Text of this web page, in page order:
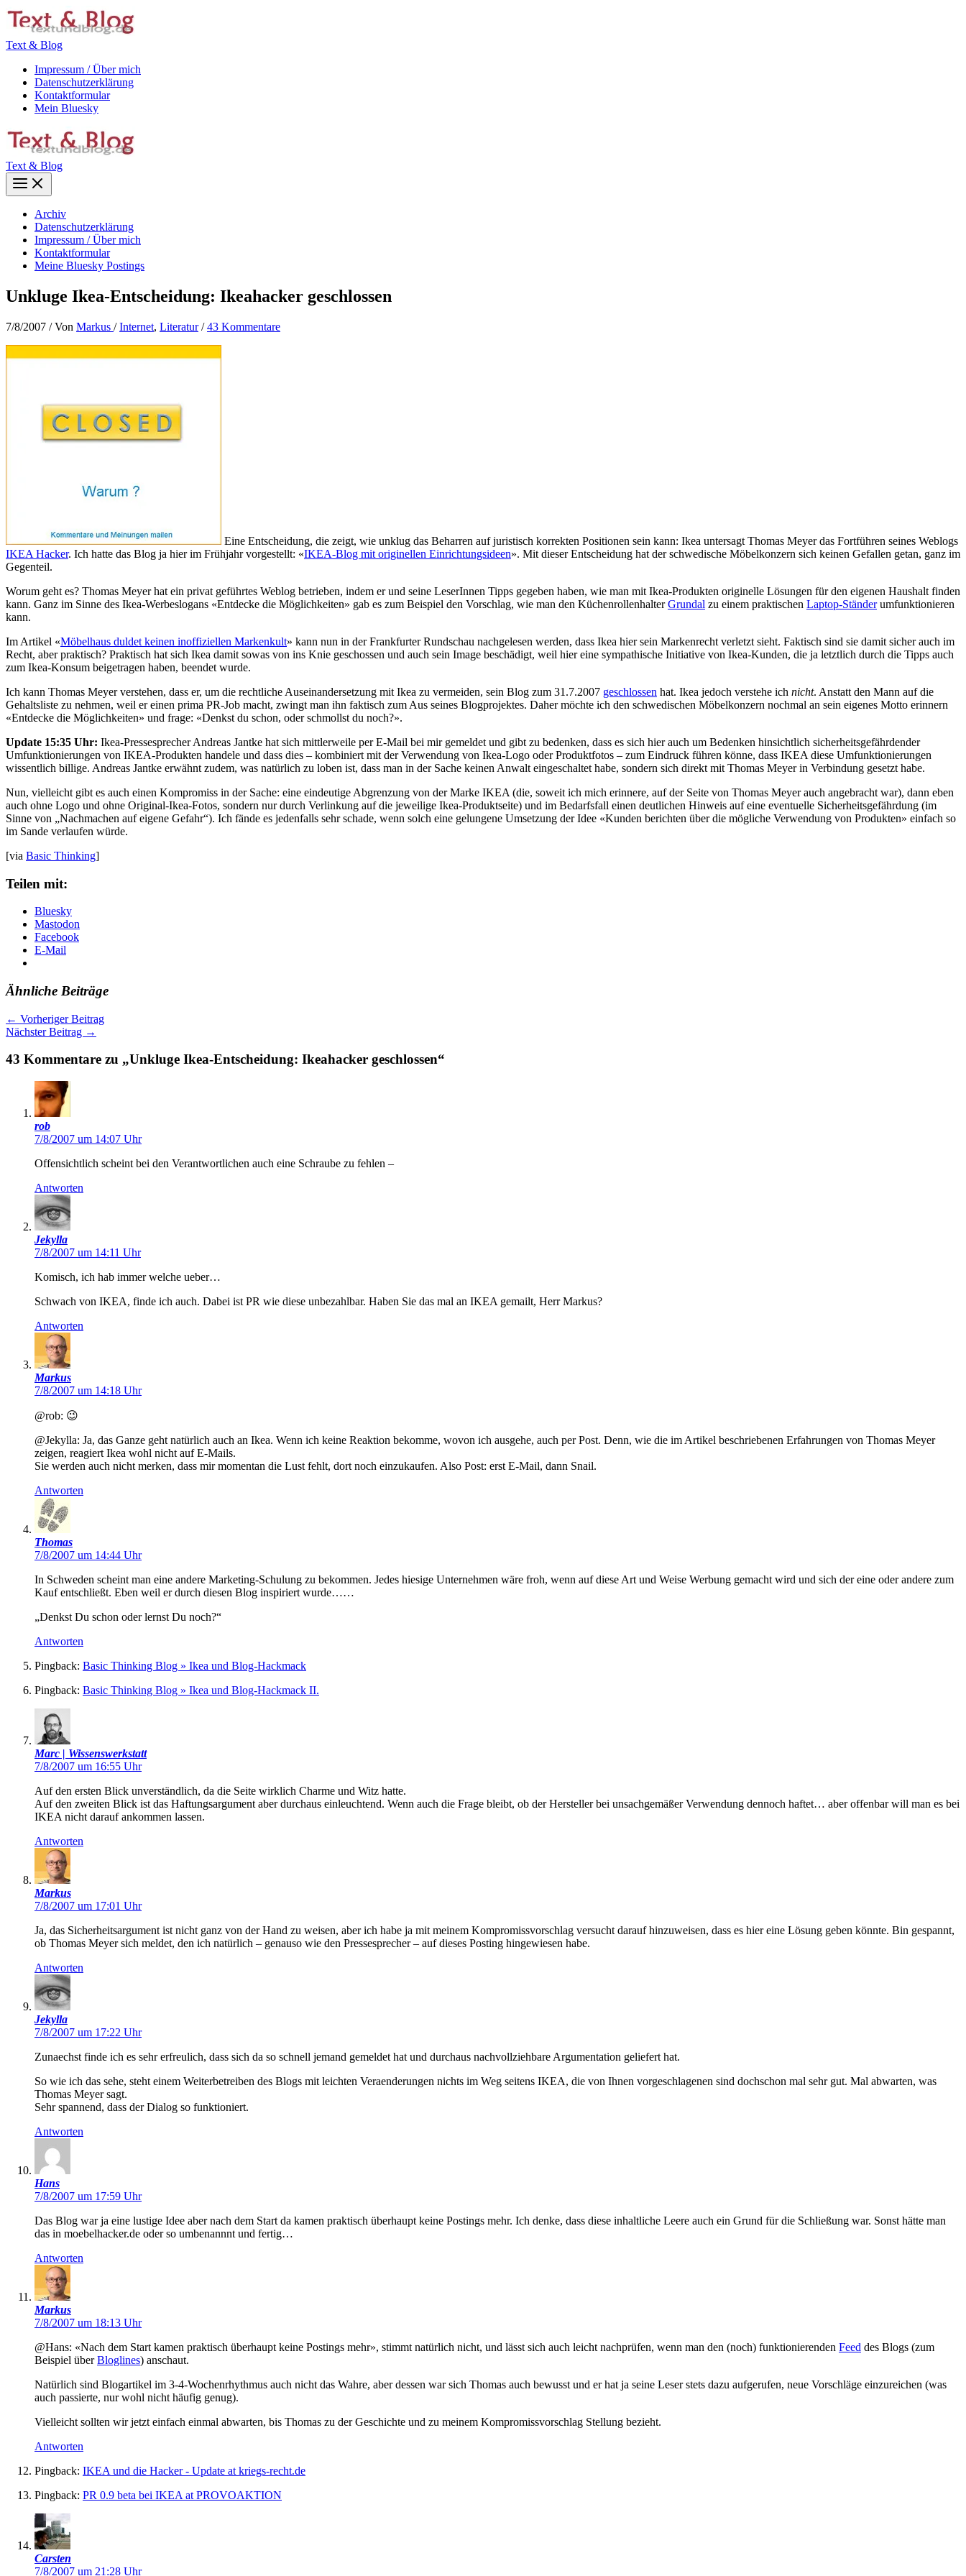
Zum
Inhalt
Text & Blog
Impressum / Über mich
Datenschutzerklärung
Kontaktformular
Mein Bluesky
Text & Blog
Main
Menu
Archiv
Datenschutzerklärung
Impressum / Über mich
Kontaktformular
Meine Bluesky Postings
Unkluge Ikea-Entscheidung: Ikeahacker geschlossen
7/8/2007 / Von Markus /Internet, Literatur/43 Kommentare
Eine Entscheidung, die zeigt, wie unklug das Beharren auf juristisch korrekten Positionen sein kann: Ikea untersagt Thomas Meyer das Fortführen seines Weblogs
IKEA Hacker. Ich hatte das Blog ja hier im Frühjahr vorgestellt: «IKEA-Blog mit originellen Einrichtungsideen». Mit dieser Entscheidung hat der schwedische Möbelkonzern sich keinen Gefallen getan, ganz im
Gegenteil.
Worum geht es? Thomas Meyer hat ein privat geführtes Weblog betrieben, indem er und seine LeserInnen Tipps gegeben haben, wie man mit Ikea-Produkten originelle Lösungen für den eigenen Haushalt finden
kann. Ganz im Sinne des Ikea-Werbeslogans «Entdecke die Möglichkeiten» gab es zum Beispiel den Vorschlag, wie man den KüchenrollenhalterGrundal zu einem praktischen Laptop-Ständerumfunktionieren
kann.
Im Artikel «Möbelhaus duldet keinen inoffiziellen Markenkult» kann nun in der Frankfurter Rundschau nachgelesen werden, dass Ikea hier sein Markenrecht verletzt sieht. Faktisch sind sie damit sicher auch im
Recht, aber praktisch? Praktisch hat sich Ikea damit sowas von ins Knie geschossen und auch sein Image beschädigt, weil hier eine sympathische Initiative von Ikea-Kunden, die ja letztlich durch die Tipps auch
zum Ikea-Konsum beigetragen haben, beendet wurde.
Ich kann Thomas Meyer verstehen, dass er, um die rechtliche Auseinandersetzung mit Ikea zu vermeiden, sein Blog zum 31.7.2007 geschlossen hat. Ikea jedoch verstehe ich nicht. Anstatt den Mann auf die
Gehaltsliste zu nehmen, weil er einen prima PR-Job macht, zwingt man ihn faktisch zum Aus seines Blogprojektes. Daher möchte ich den schwedischen Möbelkonzern nochmal an sein eigenes Motto erinnern
«Entdecke die Möglichkeiten» und frage: «Denkst du schon, oder schmollst du noch?».
Update 15:35 Uhr: Ikea-Pressesprecher Andreas Jantke hat sich mittlerweile per E-Mail bei mir gemeldet und gibt zu bedenken, dass es sich hier auch um Bedenken hinsichtlich sicherheitsgefährdender
Umfunktionierungen von IKEA-Produkten handele und dass dies – kombiniert mit der Verwendung von Ikea-Logo oder Produktfotos – zum Eindruck führen könne, dass IKEA diese Umfunktionierungen
wissentlich billige. Andreas Jantke erwähnt zudem, was natürlich zu loben ist, dass man in der Sache keinen Anwalt eingeschaltet habe, sondern sich direkt mit Thomas Meyer in Verbindung gesetzt habe.
Nun, vielleicht gibt es auch einen Kompromiss in der Sache: eine eindeutige Abgrenzung von der Marke IKEA (die, soweit ich mich erinnere, auf der Seite von Thomas Meyer auch angebracht war), dann eben
auch ohne Logo und ohne Original-Ikea-Fotos, sondern nur durch Verlinkung auf die jeweilige Ikea-Produktseite) und im Bedarfsfall einen deutlichen Hinweis auf eine eventuelle Sicherheitsgefährdung (im
Sinne von „Nachmachen auf eigene Gefahr“). Ich fände es jedenfalls sehr schade, wenn solch eine gelungene Umsetzung der Idee «Kunden berichten über die mögliche Verwendung von Produkten» einfach so
im Sande verlaufen würde.
[via Basic Thinking]
Teilen mit:
Bluesky
Mastodon
Facebook
E-Mail
Ähnliche Beiträge
← Vorheriger Beitrag
Nächster Beitrag →
43 Kommentare zu „Unkluge Ikea-Entscheidung: Ikeahacker geschlossen“
rob
7/8/2007 um 14:07 Uhr
Offensichtlich scheint bei den Verantwortlichen auch eine Schraube zu fehlen –
Antworten
Jekylla
7/8/2007 um 14:11 Uhr
Komisch, ich hab immer welche ueber…
Schwach von IKEA, finde ich auch. Dabei ist PR wie diese unbezahlbar. Haben Sie das mal an IKEA gemailt, Herr Markus?
Antworten
Markus
7/8/2007 um 14:18 Uhr
@rob: 😉
@Jekylla: Ja, das Ganze geht natürlich auch an Ikea. Wenn ich keine Reaktion bekomme, wovon ich ausgehe, auch per Post. Denn, wie die im Artikel beschriebenen Erfahrungen von Thomas Meyer
zeigen, reagiert Ikea wohl nicht auf E-Mails.
Sie werden auch nicht merken, dass mir momentan die Lust fehlt, dort noch einzukaufen. Also Post: erst E-Mail, dann Snail.
Antworten
Thomas
7/8/2007 um 14:44 Uhr
In Schweden scheint man eine andere Marketing-Schulung zu bekommen. Jedes hiesige Unternehmen wäre froh, wenn auf diese Art und Weise Werbung gemacht wird und sich der eine oder andere zum
Kauf entschließt. Eben weil er durch diesen Blog inspiriert wurde……
„Denkst Du schon oder lernst Du noch?“
Antworten
Pingback: Basic Thinking Blog » Ikea und Blog-Hackmack
Pingback: Basic Thinking Blog » Ikea und Blog-Hackmack II.
Marc | Wissenswerkstatt
7/8/2007 um 16:55 Uhr
Auf den ersten Blick unverständlich, da die Seite wirklich Charme und Witz hatte.
Auf den zweiten Blick ist das Haftungsargument aber durchaus einleuchtend. Wenn auch die Frage bleibt, ob der Hersteller bei unsachgemäßer Verwendung dennoch haftet… aber offenbar will man es bei
IKEA nicht darauf ankommen lassen.
Antworten
Markus
7/8/2007 um 17:01 Uhr
Ja, das Sicherheitsargument ist nicht ganz von der Hand zu weisen, aber ich habe ja mit meinem Kompromissvorschlag versucht darauf hinzuweisen, dass es hier eine Lösung geben könnte. Bin gespannt,
ob Thomas Meyer sich meldet, den ich natürlich – genauso wie den Pressesprecher – auf dieses Posting hingewiesen habe.
Antworten
Jekylla
7/8/2007 um 17:22 Uhr
Zunaechst finde ich es sehr erfreulich, dass sich da so schnell jemand gemeldet hat und durchaus nachvollziehbare Argumentation geliefert hat.
So wie ich das sehe, steht einem Weiterbetreiben des Blogs mit leichten Veraenderungen nichts im Weg seitens IKEA, die von Ihnen vorgeschlagenen sind dochschon mal sehr gut. Mal abwarten, was
Thomas Meyer sagt.
Sehr spannend, dass der Dialog so funktioniert.
Antworten
Hans
7/8/2007 um 17:59 Uhr
Das Blog war ja eine lustige Idee aber nach dem Start da kamen praktisch überhaupt keine Postings mehr. Ich denke, dass diese inhaltliche Leere auch ein Grund für die Schließung war. Sonst hätte man
das in moebelhacker.de oder so umbenannnt und fertig…
Antworten
Markus
7/8/2007 um 18:13 Uhr
@Hans: «Nach dem Start kamen praktisch überhaupt keine Postings mehr», stimmt natürlich nicht, und lässt sich auch leicht nachprüfen, wenn man den (noch) funktionierenden Feed des Blogs (zum
Beispiel überBloglines) anschaut.
Natürlich sind Blogartikel im 3-4-Wochenrhythmus auch nicht das Wahre, aber dessen war sich Thomas auch bewusst und er hat ja seine Leser stets dazu aufgerufen, neue Vorschläge einzureichen (was
auch passierte, nur wohl nicht häufig genug).
Vielleicht sollten wir jetzt einfach einmal abwarten, bis Thomas zu der Geschichte und zu meinem Kompromissvorschlag Stellung bezieht.
Antworten
Pingback: IKEA und die Hacker - Update at kriegs-recht.de
Pingback: PR 0.9 beta bei IKEA at PROVOAKTION
Carsten
7/8/2007 um 21:28 Uhr